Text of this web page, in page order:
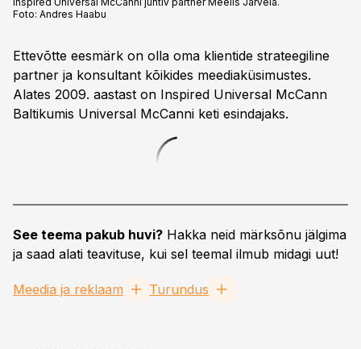
Foto: Andres Haabu
Ettevõtte eesmärk on olla oma klientide strateegiline
partner ja konsultant kõikides meediaküsimustes.
Alates 2009. aastast on Inspired Universal McCann
Baltikumis Universal McCanni keti esindajaks.
See teema pakub huvi? Hakka neid märksõnu jälgima
ja saad alati teavituse, kui sel teemal ilmub midagi uut!
Meedia ja reklaam Turundus